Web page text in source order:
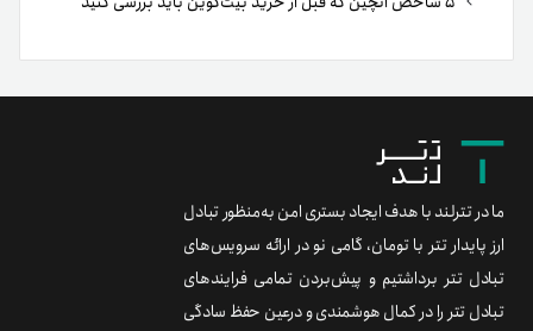
ما در تترلند با هدف ایجاد بستری امن به‌منظور تبادل
ارز پایدار تتر با تومان، گامی نو در ارائه سرویس‌های
تبادل تتر برداشتیم و پیش‌بردن تمامی فرایندهای
تبادل تتر را در کمال هوشمندی و درعین حفظ سادگی